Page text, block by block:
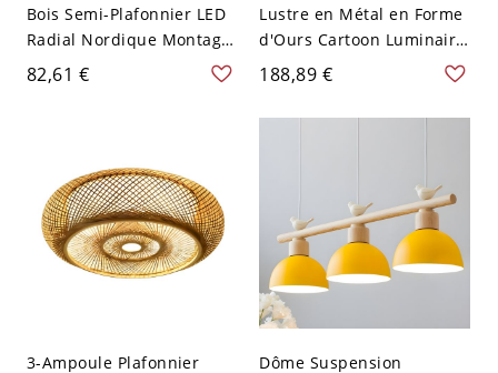
Bois Semi-Plafonnier LED
Radial Nordique Montage
Semi-Encastré à Abat-Jour
Rond en Métal - 110 V-120
82,61 €
Lustre en Métal en Forme
d'Ours Cartoon Luminaire
Suspendu Style Macaron -
110 V-120 V Jaune 3
188,89 €
3-Ampoule Plafonnier
Dôme Suspension